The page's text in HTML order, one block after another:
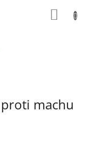
machu